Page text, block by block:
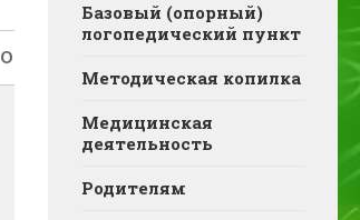
Ответственный
Базовый (опорный)
логопедический пункт
Методическая копилка
Медицинская
деятельность
Родителям